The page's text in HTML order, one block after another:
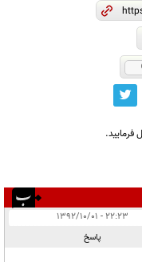
فرمایید.
۲۲:۲۳ - ۱۳۹۲/۱۰/۰۱
پاسخ